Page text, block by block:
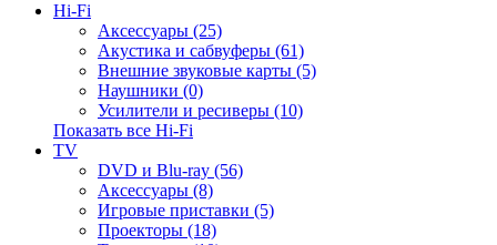
Hi-Fi
Аксессуары (25)
Акустика и сабвуферы (61)
Внешние звуковые карты (5)
Наушники (0)
Усилители и ресиверы (10)
Показать все Hi-Fi
TV
DVD и Blu-ray (56)
Аксессуары (8)
Игровые приставки (5)
Проекторы (18)